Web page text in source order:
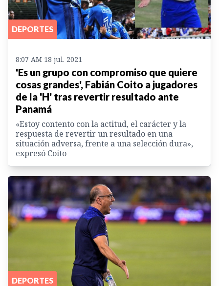
DEPORTES
8:07 AM 18 jul. 2021
'Es un grupo con compromiso que quiere
cosas grandes', Fabián Coito a jugadores
de la 'H' tras revertir resultado ante
Panamá
«Estoy contento con la actitud, el carácter y la
respuesta de revertir un resultado en una
situación adversa, frente a una selección dura»,
expresó Coito
DEPORTES